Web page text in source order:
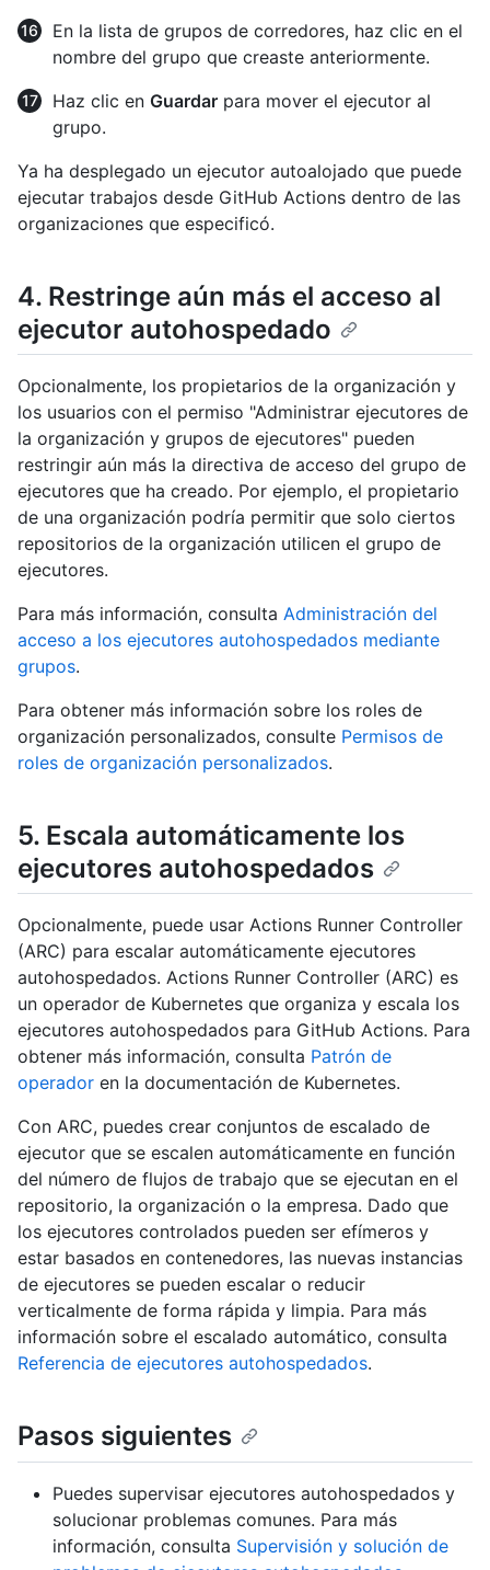
En la lista de grupos de corredores, haz clic en el
nombre del grupo que creaste anteriormente.
Haz clic en Guardar para mover el ejecutor al
grupo.
Ya ha desplegado un ejecutor autoalojado que puede
ejecutar trabajos desde GitHub Actions dentro de las
organizaciones que especificó.
4. Restringe aún más el acceso al
ejecutor autohospedado
Opcionalmente, los propietarios de la organización y
los usuarios con el permiso "Administrar ejecutores de
la organización y grupos de ejecutores" pueden
restringir aún más la directiva de acceso del grupo de
ejecutores que ha creado. Por ejemplo, el propietario
de una organización podría permitir que solo ciertos
repositorios de la organización utilicen el grupo de
ejecutores.
Para más información, consulta Administración del
acceso a los ejecutores autohospedados mediante
grupos.
Para obtener más información sobre los roles de
organización personalizados, consulte Permisos de
roles de organización personalizados.
5. Escala automáticamente los
ejecutores autohospedados
Opcionalmente, puede usar Actions Runner Controller
(ARC) para escalar automáticamente ejecutores
autohospedados. Actions Runner Controller (ARC) es
un operador de Kubernetes que organiza y escala los
ejecutores autohospedados para GitHub Actions. Para
obtener más información, consulta Patrón de
operador en la documentación de Kubernetes.
Con ARC, puedes crear conjuntos de escalado de
ejecutor que se escalen automáticamente en función
del número de flujos de trabajo que se ejecutan en el
repositorio, la organización o la empresa. Dado que
los ejecutores controlados pueden ser efímeros y
estar basados en contenedores, las nuevas instancias
de ejecutores se pueden escalar o reducir
verticalmente de forma rápida y limpia. Para más
información sobre el escalado automático, consulta
Referencia de ejecutores autohospedados.
Pasos siguientes
Puedes supervisar ejecutores autohospedados y
solucionar problemas comunes. Para más
información, consulta Supervisión y solución de